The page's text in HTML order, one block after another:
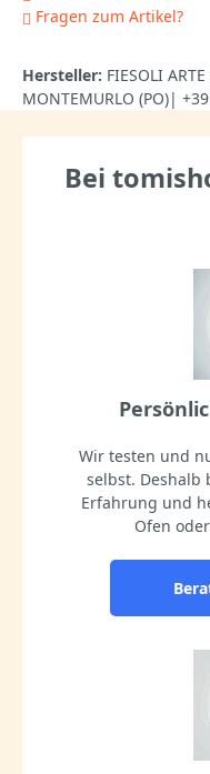
Fragen zum Artikel?
Hersteller: FIESOLI
MONTEMURLO (PO)|
Bei
Wir testen und
selbst. Deshalb
Erfahrung und
Ofen